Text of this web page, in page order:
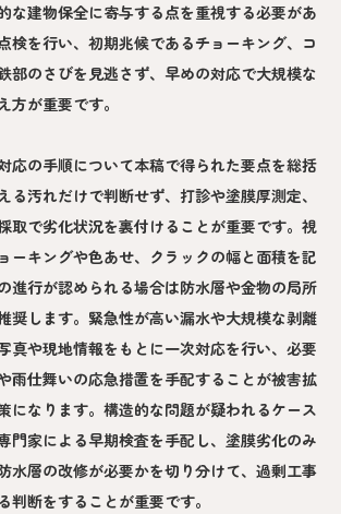
な建物保全に寄与する点を重視する必要があ
検を行い、初期兆候であるチョーキング、コ
部のさびを見逃さず、早めの対応で大規模な
方が重要です。
応の手順について本稿で得られた要点を総括
る汚れだけで判断せず、打診や塗膜厚測定、
取で劣化状況を裏付けることが重要です。視
ーキングや色あせ、クラックの幅と面積を記
進行が認められる場合は防水層や金物の局所
奨します。緊急性が高い漏水や大規模な剥離
真や現地情報をもとに一次対応を行い、必要
雨仕舞いの応急措置を手配することが被害拡
になります。構造的な問題が疑われるケース
門家による早期検査を手配し、塗膜劣化のみ
水層の改修が必要かを切り分けて、過剰工事
判断をすることが重要です。